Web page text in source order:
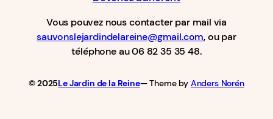
Vous pouvez nous contacter par mail via
sauvonslejardindelareine@gmail.com, ou par
téléphone au 06 82 35 35 48.
© 2025Le Jardin de la Reine— Theme by Anders Norén